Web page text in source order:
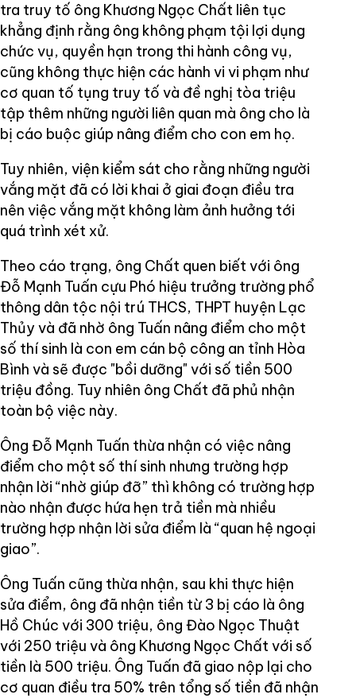
tra truy tố ông Khương Ngọc Chất liên tục
khẳng định rằng ông không phạm tội lợi dụng
chức vụ, quyền hạn trong thi hành công vụ,
cũng không thực hiện các hành vi vi phạm như
cơ quan tố tụng truy tố và đề nghị tòa triệu
tập thêm những người liên quan mà ông cho là
bị cáo buộc giúp nâng điểm cho con em họ.
Tuy nhiên, viện kiểm sát cho rằng những người
vắng mặt đã có lời khai ở giai đoạn điều tra
nên việc vắng mặt không làm ảnh hưởng tới
quá trình xét xử.
Theo cáo trạng, ông Chất quen biết với ông
Đỗ Mạnh Tuấn cựu Phó hiệu trưởng trường phổ
thông dân tộc nội trú THCS, THPT huyện Lạc
Thủy và đã nhờ ông Tuấn nâng điểm cho một
số thí sinh là con em cán bộ công an tỉnh Hòa
Bình và sẽ được "bồi dưỡng" với số tiền 500
triệu đồng. Tuy nhiên ông Chất đã phủ nhận
toàn bộ việc này.
Ông Đỗ Mạnh Tuấn thừa nhận có việc nâng
điểm cho một số thí sinh nhưng trường hợp
nhận lời “nhờ giúp đỡ” thì không có trường hợp
nào nhận được hứa hẹn trả tiền mà nhiều
trường hợp nhận lời sửa điểm là “quan hệ ngoại
giao”.
Ông Tuấn cũng thừa nhận, sau khi thực hiện
sửa điểm, ông đã nhận tiền từ 3 bị cáo là ông
Hồ Chúc với 300 triệu, ông Đào Ngọc Thuật
với 250 triệu và ông Khương Ngọc Chất với số
tiền là 500 triệu. Ông Tuấn đã giao nộp lại cho
cơ quan điều tra 50% trên tổng số tiền đã nhận